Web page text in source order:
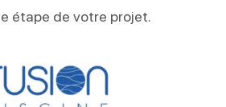
étape de votre projet.